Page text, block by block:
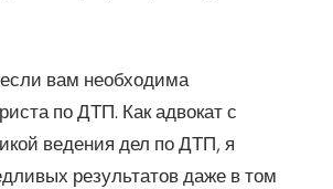
вам необходима
по ДТП. Как адвокат с
ведения дел по ДТП, я
результатов даже в том